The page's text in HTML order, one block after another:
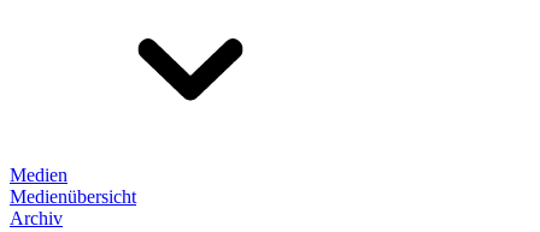
Medien
Medienübersicht
Archiv